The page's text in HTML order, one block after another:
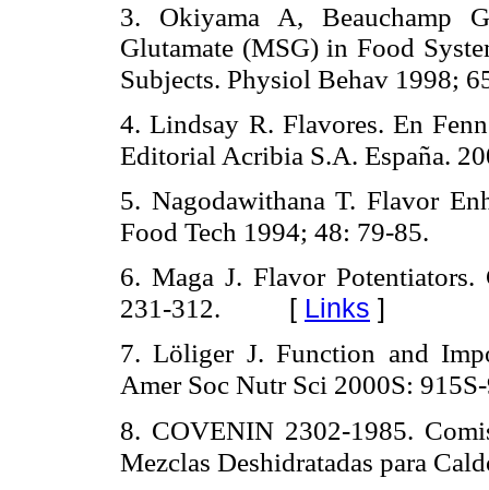
3. Okiyama A, Beauchamp
Glutamate (MSG) in Food
Subjects. Physiol Behav 1998;
4. Lindsay R. Flavores. En
Editorial Acribia S.A. España.
5. Nagodawithana T. Flavor
Food Tech 1994; 48: 79-85.
6. Maga J. Flavor
231-312. [ Links ]
7. Löliger J. Function and
Amer Soc Nutr Sci 2000S:
8. COVENIN 2302-1985.
Mezclas Deshidratadas para